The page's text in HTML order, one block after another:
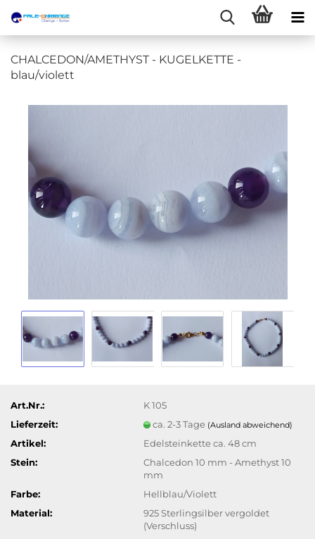
CHALCEDON/AMETHYST - KUGELKETTE -
blau/violett
Art.Nr.:
K 105
Lieferzeit:
ca. 2-3 Tage (Ausland abweichend)
Artikel:
Edelsteinkette ca. 48 cm
Stein:
Chalcedon 10 mm - Amethyst 10
mm
Farbe:
Hellblau/Violett
Material:
925 Sterlingsilber vergoldet
(Verschluss)